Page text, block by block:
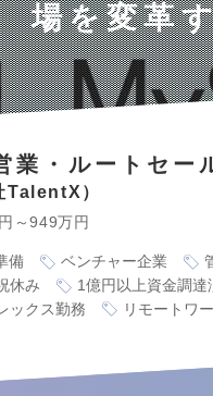
場を変革
業・ルートセー
TalentX
～949万円
備 ベンチャー企業
休み 1億円以上資金調達
ックス勤務 リモートワ